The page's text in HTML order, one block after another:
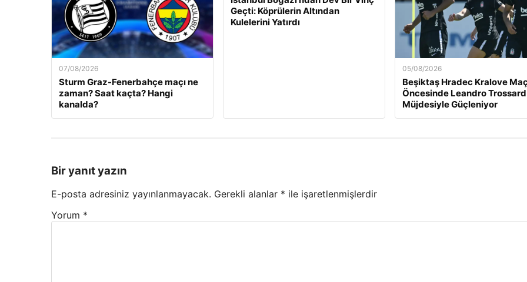
07/08/2026
Sturm Graz-Fenerbahçe maçı ne
zaman? Saat kaçta? Hangi
kanalda?
Geçti: Köprülerin Altından
Kulelerini Yatırdı
05/08/2026
Beşiktaş Hradec Kralove
Öncesinde Leandro Trossard
Müjdesiyle Güçleniyor
Bir yanıt yazın
E-posta adresiniz yayınlanmayacak. Gerekli alanlar * ile işaretlenmişlerdir
Yorum *